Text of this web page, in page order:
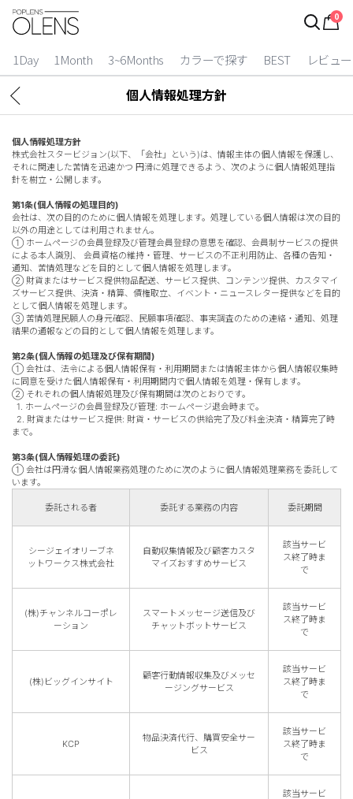
0
1Day 1Month 3~6Months カラーで探す BEST レビュー
ログイン
カラコン比較
今月限定特典
ベスト
カラコン
装着期間
1 Day
2 Weeks
1 Month
3~6 Months
よりどりキット
カラー
ブラウン
チョコ
グレー
ブラック
ヘーゼル
ブルー
ピンク
透明
乱視用
ケア用品
総合掲示板
ショッピングガイド
個人情報処理方針
個人情報処理方針
株式会社スタービジョン(以下、「会社」という)は、情報主体の個人情報を保護し、
それに関連した苦情を迅速かつ 円滑に処理できるよう、次のように個人情報処理指
針を樹立・公開します。
第1条(個人情報の処理目的)
会社は、次の目的のために個人情報を処理します。処理している個人情報は次の目的
以外の用途としては利用されません。
① ホームページの会員登録及び管理会員登録の意思を確認、会員制サービスの提供
による本人識別、 会員資格の維持・管理、サービスの不正利用防止、各種の告知・
通知、苦情処理などを目的として個人情報を処理します。
② 財貨またはサービス提供物品配送、サービス提供、コンテンツ提供、カスタマイ
ズサービス提供、決済・精算、債権取立、イベント・ニュースレター提供などを目的
として個人情報を処理します。
③ 苦情処理民願人の身元確認、民願事項確認、事実調査のための連絡・通知、処理
結果の通報などの目的として個人情報を処理します。
第2条(個人情報の処理及び保有期間)
① 会社は、法令による個人情報保有・利用期間または情報主体から個人情報収集時
に同意を受けた個人情報保有・利用期間内で個人情報を処理・保有します。
② それぞれの個人情報処理及び保有期間は次のとおりです。
1. ホームページの会員登録及び管理: ホームページ退会時まで。
2. 財貨またはサービス提供: 財貨・サービスの供給完了及び料金決済・精算完了時
まで。
第3条(個人情報処理の委託)
① 会社は円滑な個人情報業務処理のために次のように個人情報処理業務を委託して
います。
委託される者 委託する業務の内容 委託期間
シージェイオリーブネ
ットワークス株式会社
自動収集情報及び顧客カスタ
マイズおすすめサービス
該当サービ
ス終了時ま
で
(株)チャンネルコーポレ
ーション
スマートメッセージ送信及び
チャットボットサービス
該当サービ
ス終了時ま
で
(株)ビッグインサイト
顧客行動情報収集及びメッセ
ージングサービス
該当サービ
ス終了時ま
で
KCP
物品決済代行、購買安全サー
ビス
該当サービ
ス終了時ま
で
該当サービ